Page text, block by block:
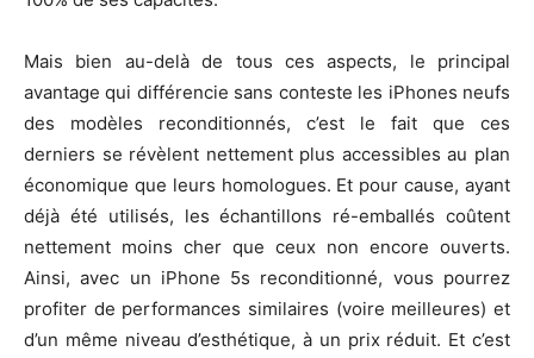
Mais bien au-delà de tous ces aspects, le principal
avantage qui différencie sans conteste les iPhones neufs
des modèles reconditionnés, c’est le fait que ces
derniers se révèlent nettement plus accessibles au plan
économique que leurs homologues. Et pour cause, ayant
déjà été utilisés, les échantillons ré-emballés coûtent
nettement moins cher que ceux non encore ouverts.
Ainsi, avec un iPhone 5s reconditionné, vous pourrez
profiter de performances similaires (voire meilleures) et
d’un même niveau d’esthétique, à un prix réduit. Et c’est